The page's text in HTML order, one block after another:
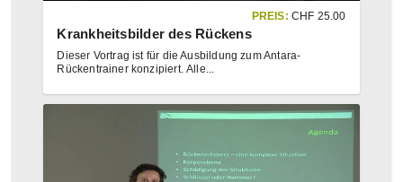
PREIS: CHF 25.00
Krankheitsbilder des Rückens
Dieser Vortrag ist für die Ausbildung zum Antara-
Rückentrainer konzipiert. Alle...